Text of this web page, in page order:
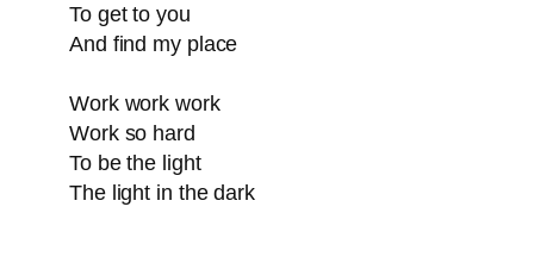
To get to you
And find my place
Work work work
Work so hard
To be the light
The light in the dark